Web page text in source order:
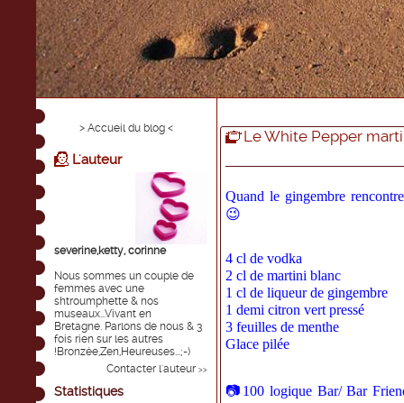
> Accueil du blog <
L'auteur
severine,ketty, corinne
Nous sommes un couple de
femmes avec une
shtroumphette & nos
museaux...Vivant en
Bretagne. Parlons de nous & 3
fois rien sur les autres
!Bronzée,Zen,Heureuses...;-)
Contacter l'auteur >>
Statistiques
Le White Pepper
Quand le gingembre
😉
4 cl de vodka
2 cl de martini blanc
1 cl de liqueur de gingembre
1 demi citron vert pressé
3 feuilles de menthe
Glace pilée
📷100 logique Bar/ Bar